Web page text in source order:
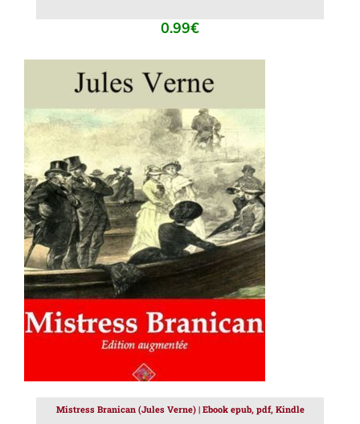
0.99€
AJOUTER AU PANIER / DÉTAILS
Mistress Branican (Jules Verne) | Ebook epub, pdf, Kindle